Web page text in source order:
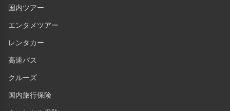
国内ツアー
エンタメツアー
レンタカー
高速バス
クルーズ
国内旅行保険